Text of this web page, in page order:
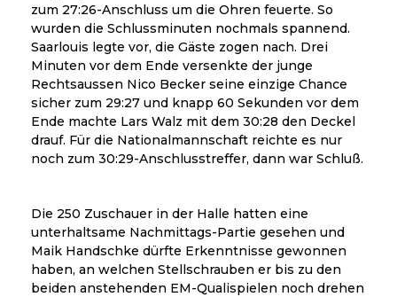
zum 27:26-Anschluss um die Ohren feuerte. So
wurden die Schlussminuten nochmals spannend.
Saarlouis legte vor, die Gäste zogen nach. Drei
Minuten vor dem Ende versenkte der junge
Rechtsaussen Nico Becker seine einzige Chance
sicher zum 29:27 und knapp 60 Sekunden vor dem
Ende machte Lars Walz mit dem 30:28 den Deckel
drauf. Für die Nationalmannschaft reichte es nur
noch zum 30:29-Anschlusstreffer, dann war Schluß.
Die 250 Zuschauer in der Halle hatten eine
unterhaltsame Nachmittags-Partie gesehen und
Maik Handschke dürfte Erkenntnisse gewonnen
haben, an welchen Stellschrauben er bis zu den
beiden anstehenden EM-Qualispielen noch drehen